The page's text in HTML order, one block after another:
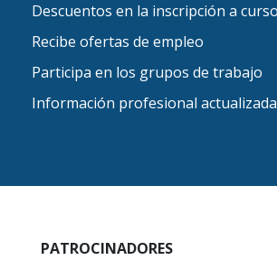
Descuentos en la inscripción a
Recibe ofertas de empleo
Participa en los grupos de trabajo
Información profesional actualizada
PATROCINADORES